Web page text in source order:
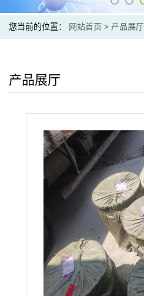
您当前的位置： 网站首页 > 产品展厅
产品展厅